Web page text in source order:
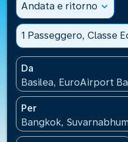
Andata e ritorno expand_more
1 Passeggero, Classe
Da
Basilea, EuroAirport
Per
Bangkok,